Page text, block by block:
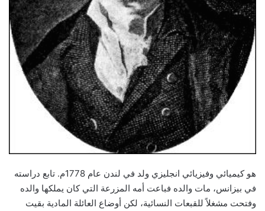
هو كيميائي وفيزيائي انجليزي ولد في لندن عام 1778م. تابع دراسته
في بيزانس، مات والده فباعت أمه المزرعة التي كان يملكها والده
وفتحت مشغلاً للقبعات النسائية، لكن أوضاع العائلة المادية بقيت